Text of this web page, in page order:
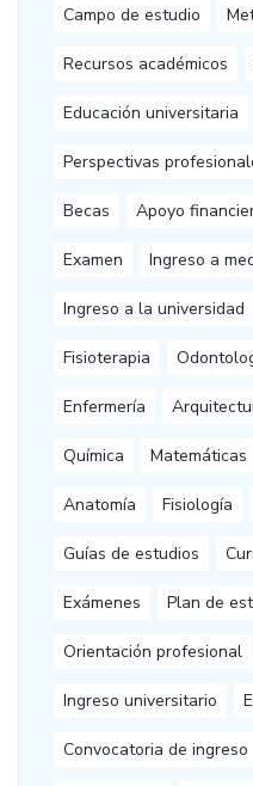
Campo de estudio
Recursos académicos
Educación universitaria
Perspectivas
Becas Apoyo
Examen Ingreso a
Ingreso a la universidad
Fisioterapia
Enfermería
Química Matemáticas
Anatomía Fisiología
Guías de estudios
Exámenes Plan de
Orientación profesional
Ingreso universitario
Convocatoria de ingreso